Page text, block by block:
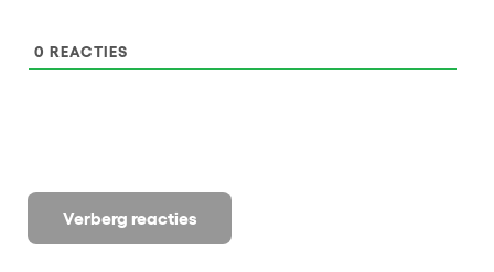
Verberg reacties
0 REACTIES